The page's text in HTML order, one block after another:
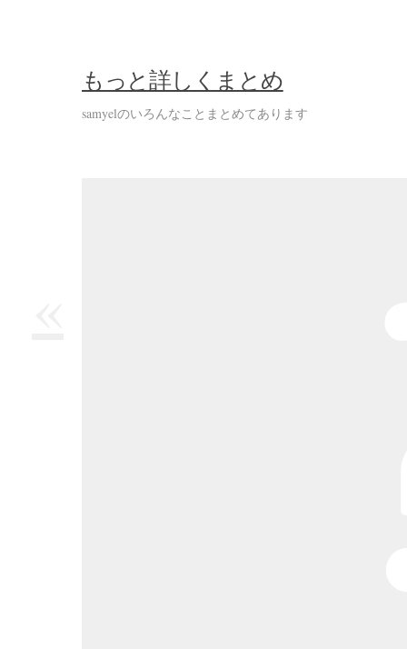
もっと詳しくまとめ
samyelのいろんなことまとめてあります